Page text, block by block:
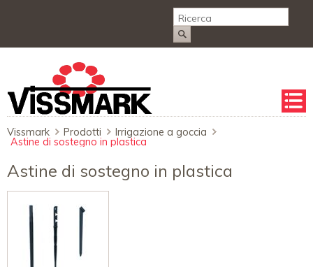
Salta
la
Vissmark Prodotti Irrigazione a goccia
Astine di sostegno in plastica
Astine di sostegno in plastica